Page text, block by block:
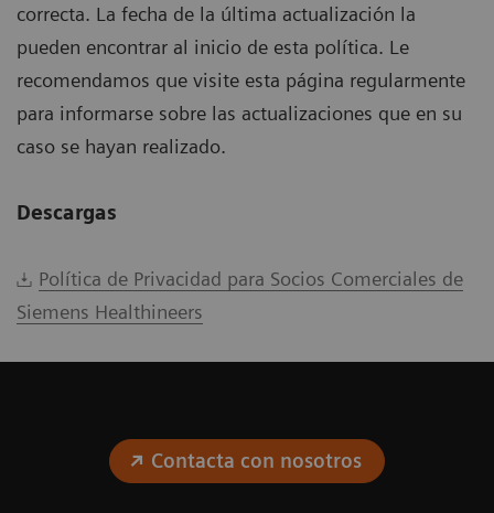
correcta. La fecha de la última actualización la
pueden encontrar al inicio de esta política. Le
recomendamos que visite esta página regularmente
para informarse sobre las actualizaciones que en su
caso se hayan realizado.
Descargas
Política de Privacidad para Socios Comerciales de
Siemens Healthineers
Contacta con nosotros